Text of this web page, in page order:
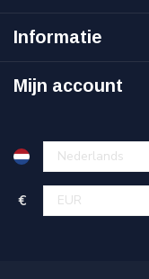
Informatie
Mijn account
€